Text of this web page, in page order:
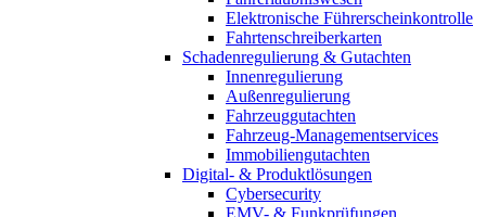
Elektronische Führerscheinkontrolle
Fahrtenschreiberkarten
Schadenregulierung & Gutachten
Innenregulierung
Außenregulierung
Fahrzeuggutachten
Fahrzeug-Managementservices
Immobiliengutachten
Digital- & Produktlösungen
Cybersecurity
EMV- & Funkprüfungen